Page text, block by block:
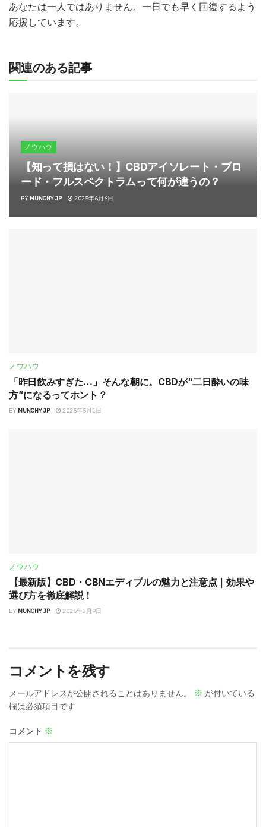
あなたは一人ではありません。一日でも早く回復するよう
応援しています。
関連のある記事
ノウハウ
【知って損はない！】CBDアイソレート・ブロ
ード・フルスペクトラムって何が違うの？
BY MUNCHY JP 2025年6月6日
ノウハウ
「昨日飲みすぎた…」そんな朝に。CBDが“二日酔いの味
方”になるってホント？
BY MUNCHY JP 2025年5月1日
ノウハウ
【最新版】CBD・CBNエディブルの魅力と注意点｜効果や
選び方を徹底解説！
BY MUNCHY JP 2025年3月9日
コメントを残す
メールアドレスが公開されることはありません。 ※ が付いている
欄は必須項目です
コメント ※